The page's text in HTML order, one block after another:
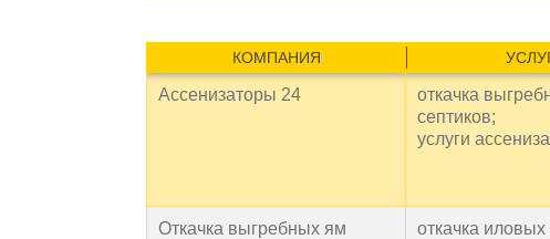
КОМПАНИЯ
Ассенизаторы 24
откачка
септиков;
услуги
Откачка выгребных ям
откачка иловых